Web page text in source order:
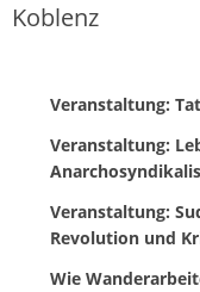
Koblenz
Veranstaltung:
Veranstaltung:
Veranstaltung:
Revolution und
Wie